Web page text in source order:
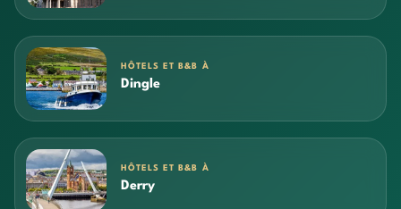
HÔTELS ET B&B À
Dingle
HÔTELS ET B&B À
Derry